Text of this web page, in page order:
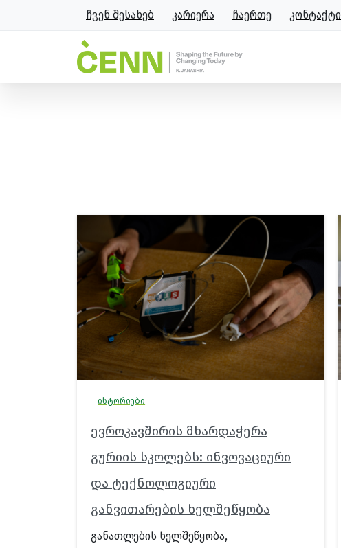
ჩვენ შესახებ კარიერა ჩაერთე კონტაქტი
ისტორიები
ევროკავშირის მხარდაჭერა
გურიის სკოლებს: ინვოვაციური
და ტექნოლოგიური
განვითარების ხელშეწყობა
განათლების ხელშეწყობა,